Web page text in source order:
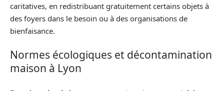
caritatives, en redistribuant gratuitement certains objets à
des foyers dans le besoin ou à des organisations de
bienfaisance.
Normes écologiques et décontamination
maison à Lyon